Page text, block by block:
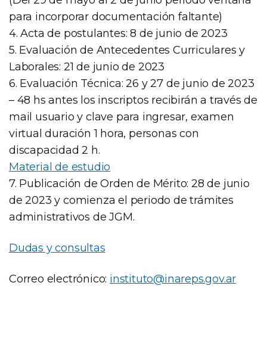
para incorporar documentación faltante)
4. Acta de postulantes: 8 de junio de 2023
5. Evaluación de Antecedentes Curriculares y
Laborales: 21 de junio de 2023
6. Evaluación Técnica: 26 y 27 de junio de 2023
– 48 hs antes los inscriptos recibirán a través de
mail usuario y clave para ingresar, examen
virtual duración 1 hora, personas con
discapacidad 2 h.
Material de estudio
7. Publicación de Orden de Mérito: 28 de junio
de 2023 y comienza el periodo de trámites
administrativos de JGM.
Dudas y consultas
Correo electrónico: instituto@inareps.gov.ar